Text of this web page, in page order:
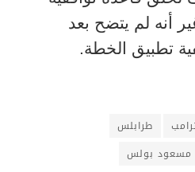
أنه لم يتضح بعد
تطبيق الخطة.
طرابلس
مسعود بولس